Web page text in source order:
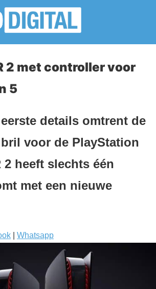
2 met controller voor
5
details omtrent de
voor de PlayStation
2 heeft slechts één
met een nieuwe
Whatsapp